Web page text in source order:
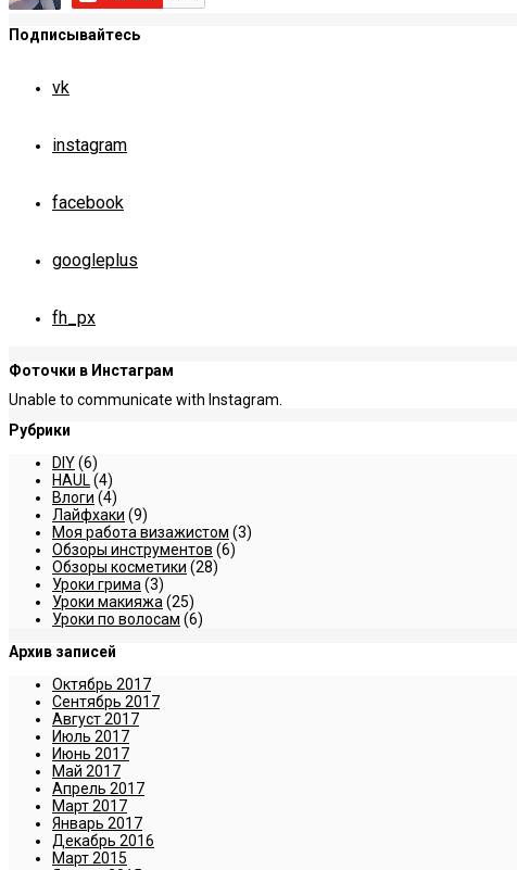
Подписывайтесь
vk
instagram
facebook
googleplus
fh_px
Фоточки в Инстаграм
Unable to communicate with Instagram.
Рубрики
DIY(6)
HAUL (4)
Влоги (4)
Лайфхаки (9)
Моя работа визажистом (3)
Обзоры инструментов (6)
Обзоры косметики (28)
Уроки грима (3)
Уроки макияжа (25)
Уроки по волосам (6)
Архив записей
Октябрь 2017
Сентябрь 2017
Август 2017
Июль 2017
Июнь 2017
Май 2017
Апрель 2017
Март 2017
Январь 2017
Декабрь 2016
Март 2015